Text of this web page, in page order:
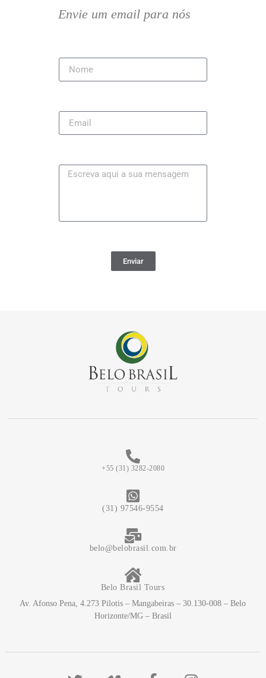
Envie um email para nós
Enviar
+55 (31) 3282-2080
(31) 97546-9554
belo@belobrasil.com.br
Belo Brasil Tours
Av. Afonso Pena, 4.273 Pilotis – Mangabeiras – 30.130-008 – Belo
Horizonte/MG – Brasil